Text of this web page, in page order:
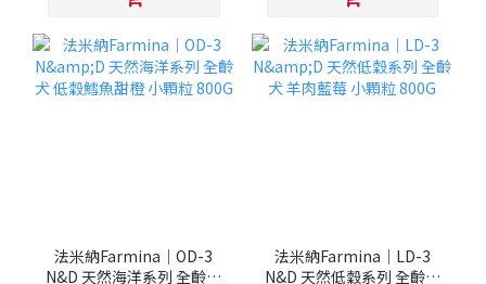
法米納Farmina｜OD-3
N&D 天然海洋系列 全齡犬
法米納Farmina｜LD-3
N&D 天然低穀系列 全齡犬